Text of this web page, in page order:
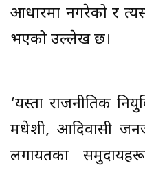
आधारमा नगरेको र
भएको उल्लेख छ।
‘यस्ता राजनीतिक
मधेशी, आदिवासी
लगायतका